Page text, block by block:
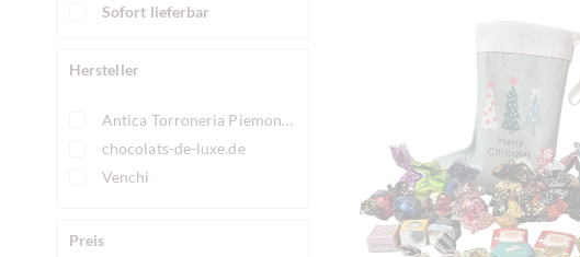
Sofort lieferbar
Hersteller
Antica Torroneria Piemontese
chocolats-de-luxe.de
Venchi
Preis